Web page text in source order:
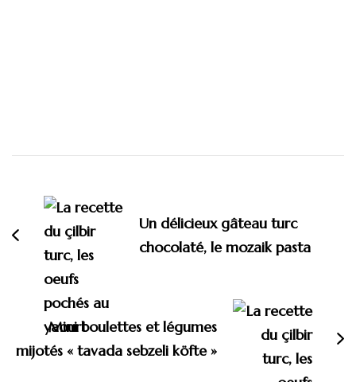
d'article
Un délicieux gâteau turc
chocolaté, le mozaik pasta
Mini boulettes et légumes
mijotés « tavada sebzeli köfte »